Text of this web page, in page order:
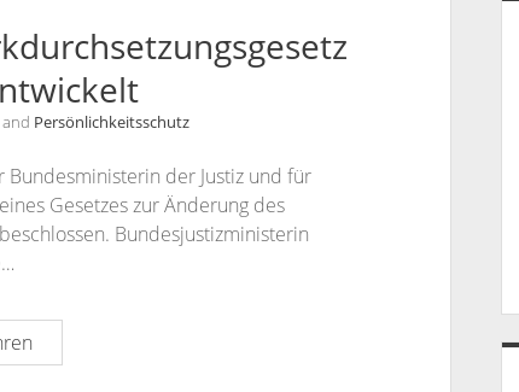
Persönlichkeitsschutz
der Justiz und für
Gesetzes zur Änderung des
Bundesjustizministerin
BMJV
01.04.2020: